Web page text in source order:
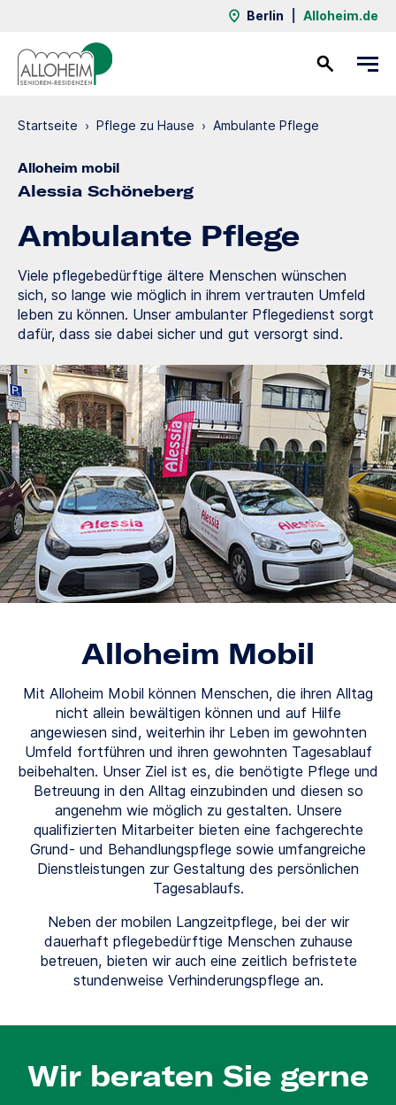
Berlin Alloheim.de
Startseite › Pflege zu Hause › Ambulante Pflege
Alloheim mobil
Alessia Schöneberg
Ambulante Pflege
Viele pflegebedürftige ältere Menschen wünschen
sich, so lange wie möglich in ihrem vertrauten Umfeld
leben zu können. Unser ambulanter Pflegedienst sorgt
dafür, dass sie dabei sicher und gut versorgt sind.
Alloheim Mobil
Mit Alloheim Mobil können Menschen, die ihren Alltag
nicht allein bewältigen können und auf Hilfe
angewiesen sind, weiterhin ihr Leben im gewohnten
Umfeld fortführen und ihren gewohnten Tagesablauf
beibehalten. Unser Ziel ist es, die benötigte Pflege und
Betreuung in den Alltag einzubinden und diesen so
angenehm wie möglich zu gestalten. Unsere
qualifizierten Mitarbeiter bieten eine fachgerechte
Grund- und Behandlungspflege sowie umfangreiche
Dienstleistungen zur Gestaltung des persönlichen
Tagesablaufs.
Neben der mobilen Langzeitpflege, bei der wir
dauerhaft pflegebedürftige Menschen zuhause
betreuen, bieten wir auch eine zeitlich befristete
stundenweise Verhinderungspflege an.
Wir beraten Sie gerne